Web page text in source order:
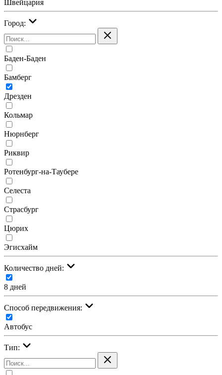
Швейцария
Город:
Баден-Баден
Бамберг
Дрезден
Кольмар
Нюрнберг
Риквир
Ротенбург-на-Таубере
Селеста
Страсбург
Цюрих
Эгисхайм
Количество дней:
8 дней
Cпособ передвижения:
Автобус
Тип: